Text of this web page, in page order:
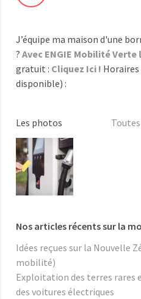
J’équipe ma maison d'une
? Avec ENGIE Mobilité Verte
gratuit : Cliquez Ici ! Horaires
disponible) :
Les photos
Nos articles récents sur la
Idées reçues sur la Nouvelle
mobilité)
Exploitation des terres rares
des voitures électriques